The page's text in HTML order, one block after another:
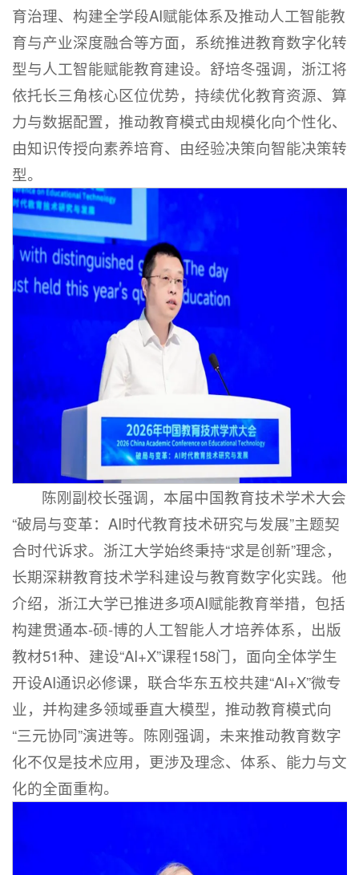
育治理、构建全学段AI赋能体系及推动人工智能教
育与产业深度融合等方面，系统推进教育数字化转
型与人工智能赋能教育建设。舒培冬强调，浙江将
依托长三角核心区位优势，持续优化教育资源、算
力与数据配置，推动教育模式由规模化向个性化、
由知识传授向素养培育、由经验决策向智能决策转
型。
陈刚副校长强调，本届中国教育技术学术大会
“破局与变革：AI时代教育技术研究与发展”主题契
合时代诉求。浙江大学始终秉持“求是创新”理念，
长期深耕教育技术学科建设与教育数字化实践。他
介绍，浙江大学已推进多项AI赋能教育举措，包括
构建贯通本-硕-博的人工智能人才培养体系，出版
教材51种、建设“AI+X”课程158门，面向全体学生
开设AI通识必修课，联合华东五校共建“AI+X”微专
业，并构建多领域垂直大模型，推动教育模式向
“三元协同”演进等。陈刚强调，未来推动教育数字
化不仅是技术应用，更涉及理念、体系、能力与文
化的全面重构。